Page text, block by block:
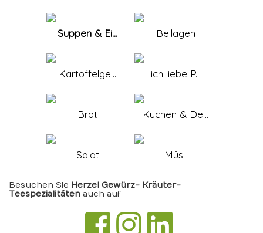
Suppen & Ei... Beilagen
Kartoffelge... ich liebe P...
Brot Kuchen & De...
Salat Müsli
Besuchen Sie Herzel Gewürz- Kräuter-
Teespezialitäten auch auf